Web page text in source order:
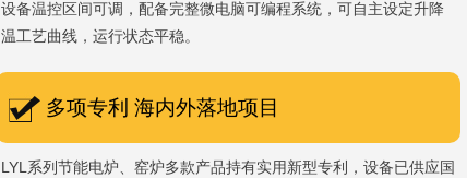
设备温控区间可调，配备完整微电脑可编程系统，可自主设定升降
温工艺曲线，运行状态平稳。
多项专利 海内外落地项目
LYL系列节能电炉、窑炉多款产品持有实用新型专利，设备已供应国